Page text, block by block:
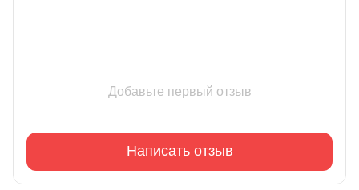
Добавьте первый отзыв
Написать отзыв